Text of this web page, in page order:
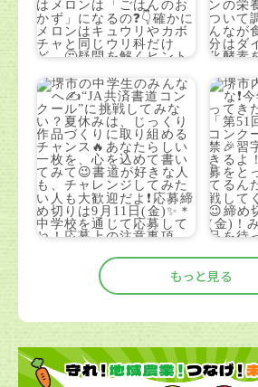
もっと見る